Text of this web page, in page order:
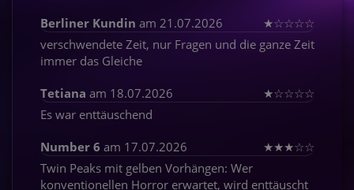
Berliner Kundin am 21.07.2026 ★☆☆☆☆
verschwendete Zeit, nur Fragen und die ganze Zeit
immer das Gleiche
Tetiana am 18.07.2026 ★☆☆☆☆
Es war enttäuschend
Number 6 am 17.07.2026 ★★★☆☆
Twin Peaks mit gelben Vorhängen: Wer
konventionellen Horror erwartet, wird enttäuscht